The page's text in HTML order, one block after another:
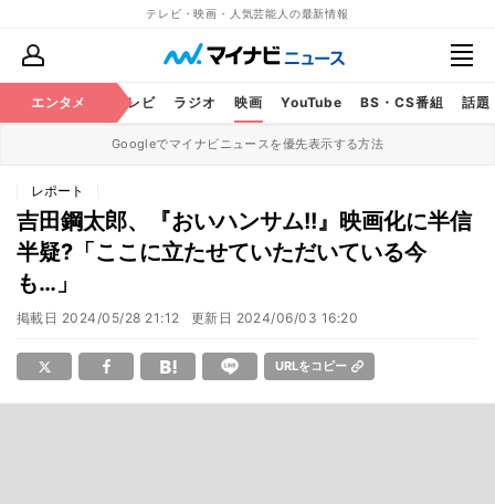
テレビ・映画・人気芸能人の最新情報
エンタメ
芸能 テレビ ラジオ 映画 YouTube BS・CS番組 話題
Googleでマイナビニュースを優先表示する方法
レポート
吉田鋼太郎、『おいハンサム!!』映画化に半信
半疑?「ここに立たせていただいている今
も…」
掲載日 2024/05/28 21:12 更新日 2024/06/03 16:20
URLをコピー